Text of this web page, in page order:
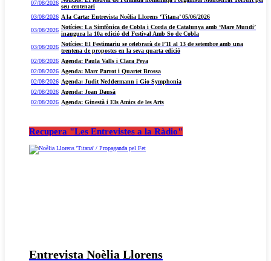
07/08/2026
seu centenari
03/08/2026 A la Carta: Entrevista Noèlia Llorens ‘Titana’ 05/06/2026
03/08/2026 Notícies: La Simfònica de Cobla i Corda de Catalunya amb ‘Mare Mundi’
inaugura la 10a edició del Festival Amb So de Cobla
03/08/2026 Notícies: El Festimariu se celebrarà de l’11 al 13 de setembre amb una
trentena de propostes en la seva quarta edició
02/08/2026 Agenda: Paula Valls i Clara Peya
02/08/2026 Agenda: Marc Parrot i Quartet Brossa
02/08/2026 Agenda: Judit Neddermann i Gio Symphonia
02/08/2026 Agenda: Joan Dausà
02/08/2026 Agenda: Ginestà i Els Amics de les Arts
Recupera "Les Entrevistes a la Ràdio"
Entrevista Noèlia Llorens